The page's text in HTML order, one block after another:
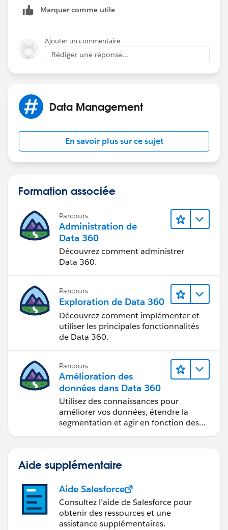
Marquer comme utile
Ajouter un commentaire
Rédiger une réponse...
Data Management
En savoir plus sur ce sujet
Formation associée
Parcours
Administration de
Data 360
Découvrez comment administrer
Data 360.
Parcours
Exploration de Data 360
Découvrez comment implémenter et
utiliser les principales fonctionnalités
de Data 360.
Parcours
Amélioration des
données dans Data 360
Utilisez des connaissances pour
améliorer vos données, étendre la
segmentation et agir en fonction des
données.
Aide supplémentaire
Aide Salesforce
Consultez l’aide de Salesforce pour
obtenir des ressources et une
assistance supplémentaires.